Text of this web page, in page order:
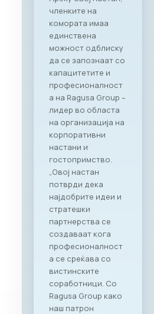
членките на
комората имаа
единствена
можност одблиску
да се запознаат со
капацитетите и
професионалност
а на Ragusa Group –
лидер во областа
на организација на
корпоративни
настани и
гостопримство.
„Овој настан
потврди дека
најдобрите идеи и
стратешки
партнерства се
создаваат кога
професионалност
а се среќава со
вистинските
соработници. Со
Ragusa Group како
наш патрон